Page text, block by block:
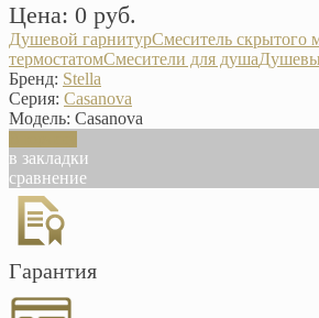
Цена: 0 руб.
Душевой гарнитурСмеситель скрытого
термостатомСмесители для душа
Бренд: Stella
Серия: Casanova
Модель: Casanova
в закладки
сравнение
Гарантия